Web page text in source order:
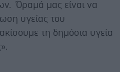
Όραμά μας είναι να
υγείας του
τη δημόσια υγεία